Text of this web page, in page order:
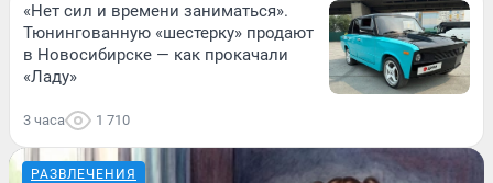
«Нет сил и времени заниматься».
Тюнингованную «шестерку» продают
в Новосибирске — как прокачали
«Ладу»
3 часа 1 710
РАЗВЛЕЧЕНИЯ